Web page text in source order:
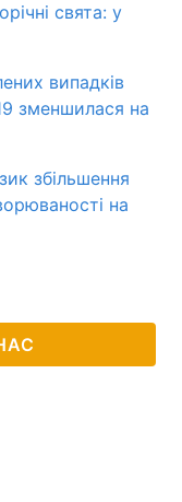
свята: у
випадків
зменшилася на
збільшення
на